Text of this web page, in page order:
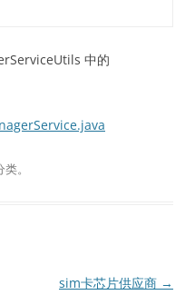
中的
类。
sim卡芯片供应商 →